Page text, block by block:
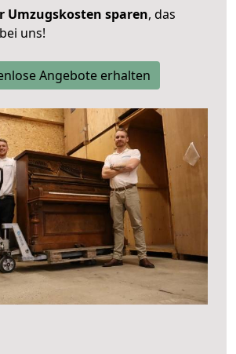
Umzugskosten sparen, das
uns!
Angebote erhalten